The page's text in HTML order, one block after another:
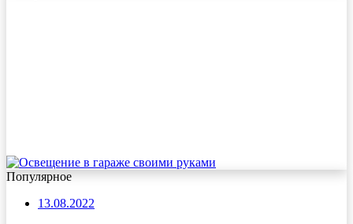
Популярное
13.08.2022